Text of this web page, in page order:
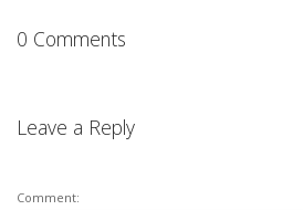
0 Comments
Leave a Reply
Comment: